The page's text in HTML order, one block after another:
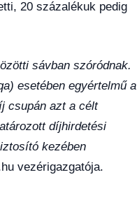
20 százalékuk pedig
sávban szóródnak.
esetében egyértelmű a
csupán azt a célt
díjhirdetési
kezében
vezérigazgatója.